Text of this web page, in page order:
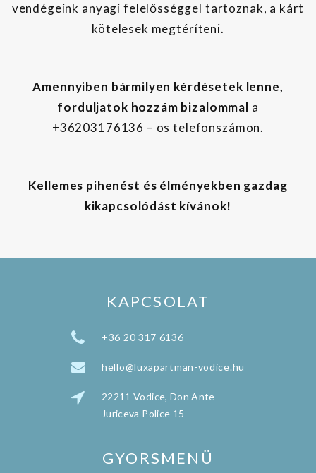
vendégeink anyagi felelősséggel tartoznak, a kárt
kötelesek megtéríteni.
Amennyiben bármilyen kérdésetek lenne,
forduljatok hozzám bizalommal a
+36203176136 – os telefonszámon.
Kellemes pihenést és élményekben gazdag
kikapcsolódást kívánok!
KAPCSOLAT
+36 20 317 6136
hello@luxapartman-vodice.hu
22211 Vodice, Don Ante
Juriceva Police 15
GYORSMENÜ